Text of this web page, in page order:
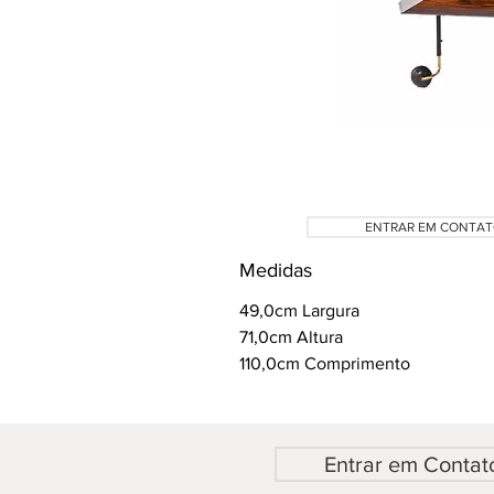
Medidas
49,0cm Largura
71,0cm Altura
110,0cm Comprimento
ENTRAR EM
Entrar em